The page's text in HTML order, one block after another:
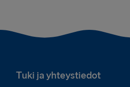
Tuki ja yhteystiedot